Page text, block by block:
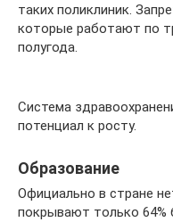
таких поликлиник.
которые работают по
полугода.
Система
потенциал к росту.
Образование
Официально в стране
покрывают только